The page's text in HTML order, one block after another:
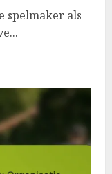
spelmaker als